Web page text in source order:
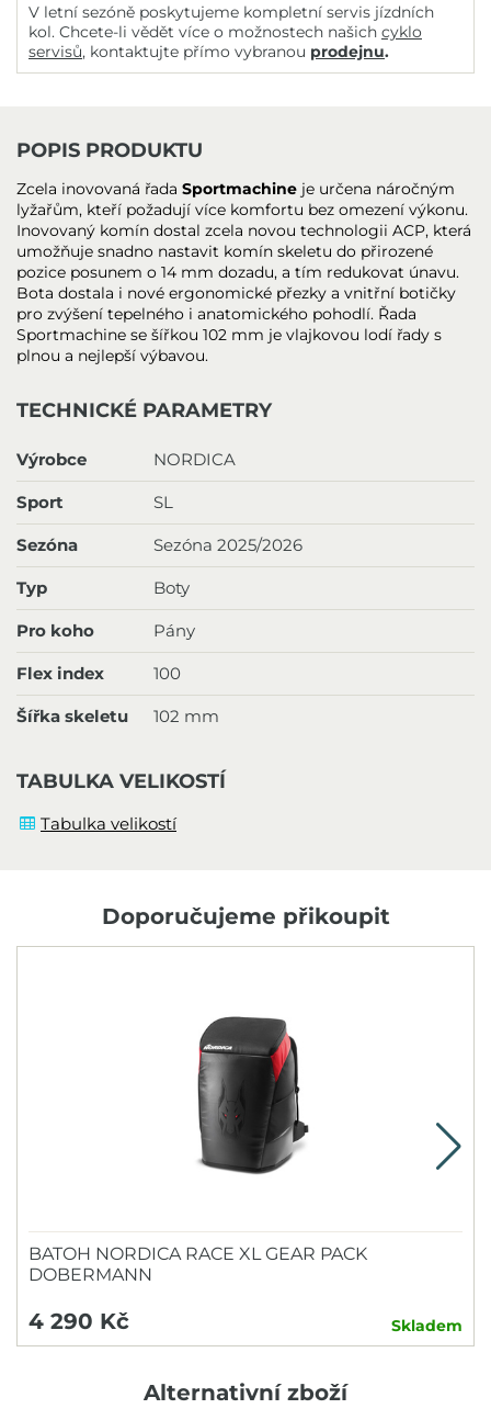
V letní sezóně poskytujeme kompletní servis jízdních
kol. Chcete-li vědět více o možnostech našich cyklo
servisů, kontaktujte přímo vybranou prodejnu.
POPIS PRODUKTU
Zcela inovovaná řada Sportmachine je určena náročným
lyžařům, kteří požadují více komfortu bez omezení výkonu.
Inovovaný komín dostal zcela novou technologii ACP, která
umožňuje snadno nastavit komín skeletu do přirozené
pozice posunem o 14 mm dozadu, a tím redukovat únavu.
Bota dostala i nové ergonomické přezky a vnitřní botičky
pro zvýšení tepelného i anatomického pohodlí. Řada
Sportmachine se šířkou 102 mm je vlajkovou lodí řady s
plnou a nejlepší výbavou.
TECHNICKÉ PARAMETRY
Výrobce NORDICA
Sport SL
Sezóna Sezóna 2025/2026
Typ Boty
Pro koho Pány
Flex index 100
Šířka skeletu 102 mm
TABULKA VELIKOSTÍ
Tabulka velikostí
Doporučujeme přikoupit
BATOH NORDICA RACE XL GEAR PACK
DOBERMANN
4 290 Kč Skladem
Alternativní zboží